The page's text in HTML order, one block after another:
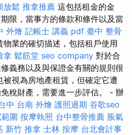
放鬆 推拿推薦 這包括租金的金
限，當事方的條款和條件以及當
外燴 記帳士 講義 pdf 臺中 整骨
物業的確切描述，包括租戶使用
拿 鬆筋堂 seo company 對於合
義務以及與保證金有關的規則很
視為房地產租賃，但確定它遭
稅財產，需要進一步評估。 - 辦
中 台南 外燴 護照過期 谷歌seo
圍 按摩執照 台中整骨推薦 脹氣
新竹 推拿 士林 按摩 台北會計事